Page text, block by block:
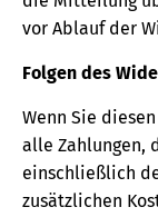
vor Ablauf der
Folgen des
Wenn Sie
alle Zahlungen,
einschließlich
zusätzlichen